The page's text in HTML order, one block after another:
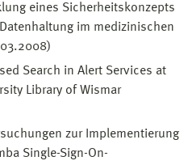
eines Sicherheitskonzepts
im medizinischen
Search in Alert Services at
Library of Wismar
zur Implementierung
Single-Sign-On-